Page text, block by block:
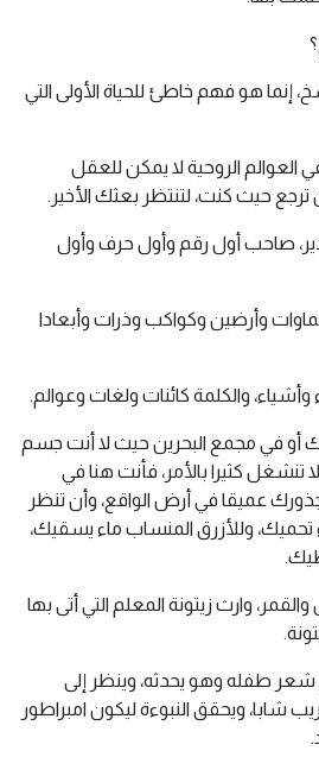
إنما هو فهم خاطئ للحياة الأولى التي
العوالم الروحية لا يمكن للعقل
ترجع حيث كنت، لتنتظر بعثك الأخير.
صاحب أول رقم وأول حرف وأول
وأرضين وكواكب وذرات وأبعادا
والكلمة كائنات ولغات وعوالم.
أو في مجمع البحرين حيث لا أنت جسم
تنشغل كثيرا بالأمر، فأنت هنا في
عميقا في أرض الواقع، وأن تنظر
وللأزرق المنساب ماء يسقيك،
وارث زيتونة المعلم التي أتى بها
شعر طفله وهو يحدثه، وينظر إلى
شابا، ويحقق النبوءة ليكون امبراطور